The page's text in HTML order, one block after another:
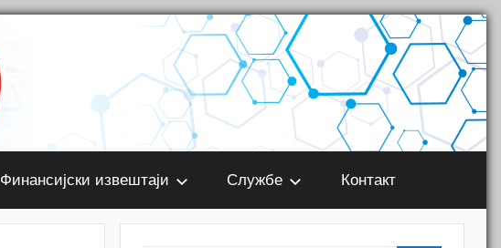
Финансијски извештаји Службе Контакт